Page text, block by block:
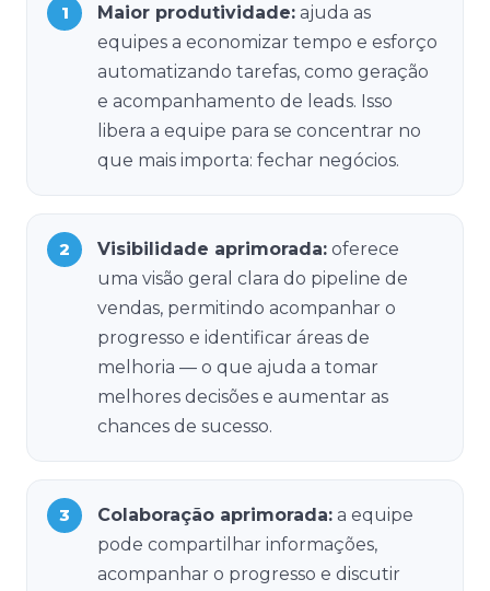
Maior produtividade: ajuda as
equipes a economizar tempo e esforço
automatizando tarefas, como geração
e acompanhamento de leads. Isso
libera a equipe para se concentrar no
que mais importa: fechar negócios.
Visibilidade aprimorada: oferece
uma visão geral clara do pipeline de
vendas, permitindo acompanhar o
progresso e identificar áreas de
melhoria — o que ajuda a tomar
melhores decisões e aumentar as
chances de sucesso.
Colaboração aprimorada: a equipe
pode compartilhar informações,
acompanhar o progresso e discutir